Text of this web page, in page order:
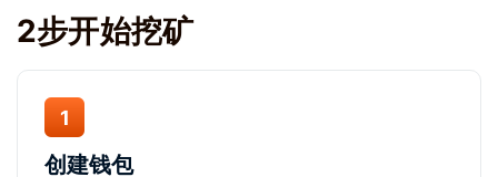
2步开始挖矿
1
创建钱包